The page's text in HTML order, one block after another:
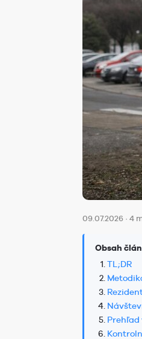
09.07.2026 · 4
Obsah
TL;DR